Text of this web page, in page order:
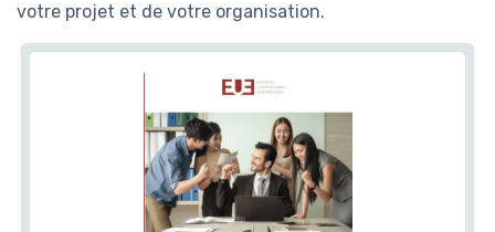
votre projet et de votre organisation.